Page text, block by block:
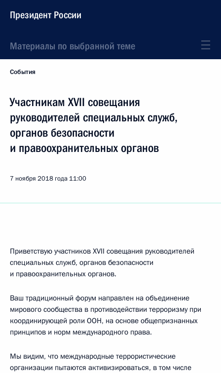
Президент России
Материалы по выбранной теме
События
Участникам XVII совещания
руководителей специальных служб,
органов безопасности
и правоохранительных органов
7 ноября 2018 года 11:00
Приветствую участников XVII совещания руководителей
специальных служб, органов безопасности
и правоохранительных органов.
Ваш традиционный форум направлен на объединение
мирового сообщества в противодействии терроризму при
координирующей роли ООН, на основе общепризнанных
принципов и норм международного права.
Мы видим, что международные террористические
организации пытаются активизироваться, в том числе